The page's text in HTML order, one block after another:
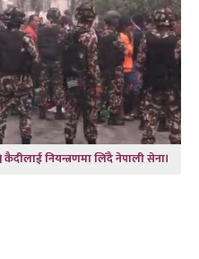
नियन्त्रणमा लिँदै नेपाली सेना।